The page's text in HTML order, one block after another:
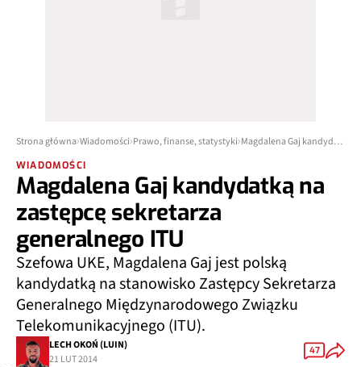
Strona główna Wiadomości Prawo, finanse, statystyki Magdalena Gaj kandydatką na zastępcę sekretarza generalnego ITU
WIADOMOŚCI
Magdalena Gaj kandydatką na
zastępcę sekretarza
generalnego ITU
Szefowa UKE, Magdalena Gaj jest polską
kandydatką na stanowisko Zastępcy Sekretarza
Generalnego Międzynarodowego Związku
Telekomunikacyjnego (ITU).
LECH OKOŃ (LUIN)
21 LUT 2014
47